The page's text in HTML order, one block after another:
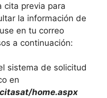
cita previa para
la información de
en tu correo
a continuación:
sistema de solicitud
en
home.aspx